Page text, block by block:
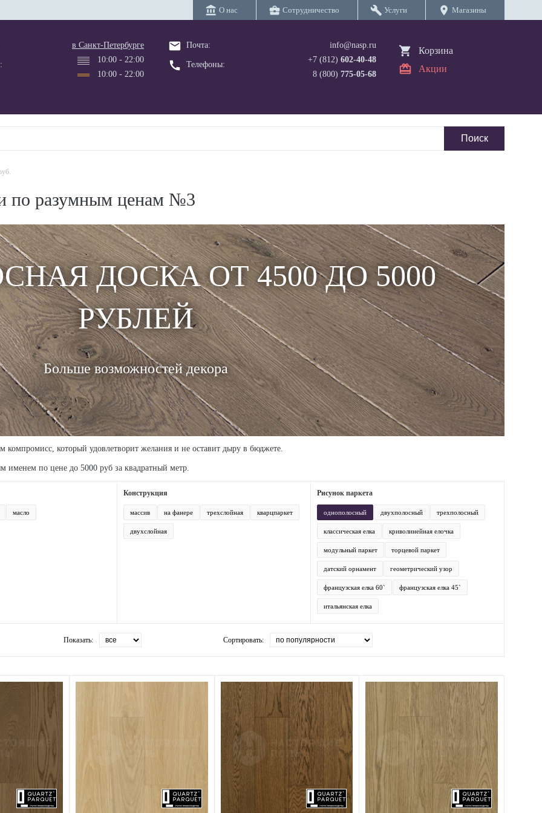
account_balance О нас business_center Сотрудничество build Услуги location_on Магазины
в Санкт-Петербурге
10:00 - 22:00
10:00 - 22:00
email Почта:
call Телефоны:
info@nasp.ru
+7 (812) 602-40-48
8 (800) 775-05-68
Корзина
Акции
по разумным ценам №3
ДОСКА ОТ 4500 ДО 5000
РУБЛЕЙ
Больше возможностей декора
который удовлетворит желания и не оставит дыру в бюджете.
именем по цене до 5000 руб за квадратный метр.
масло
Конструкция
массив на фанере трехслойная кварцпаркет
двухслойная
Рисунок паркета
однополосный двухполосный трехполосный
классическая елка криволинейная елочка
модульный паркет торцевой паркет
датский орнамент геометрический узор
французская елка 60` французская елка 45`
итальянская елка
Показать: Сортировать: